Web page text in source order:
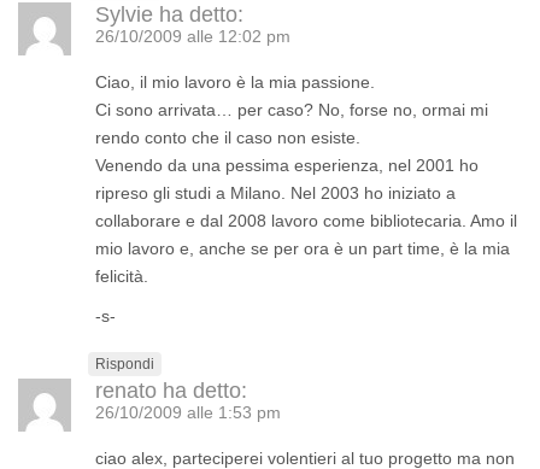
Sylvie ha detto:
26/10/2009 alle 12:02 pm
Ciao, il mio lavoro è la mia passione.
Ci sono arrivata… per caso? No, forse no, ormai mi
rendo conto che il caso non esiste.
Venendo da una pessima esperienza, nel 2001 ho
ripreso gli studi a Milano. Nel 2003 ho iniziato a
collaborare e dal 2008 lavoro come bibliotecaria. Amo il
mio lavoro e, anche se per ora è un part time, è la mia
felicità.
-s-
Rispondi
renato ha detto:
26/10/2009 alle 1:53 pm
ciao alex, parteciperei volentieri al tuo progetto ma non